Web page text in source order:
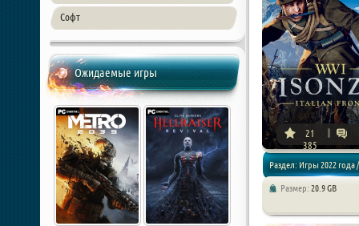
Софт
Ожидаемые игры
21
385
Раздел: Игры 2022 года /
Размер: 20.9 GB